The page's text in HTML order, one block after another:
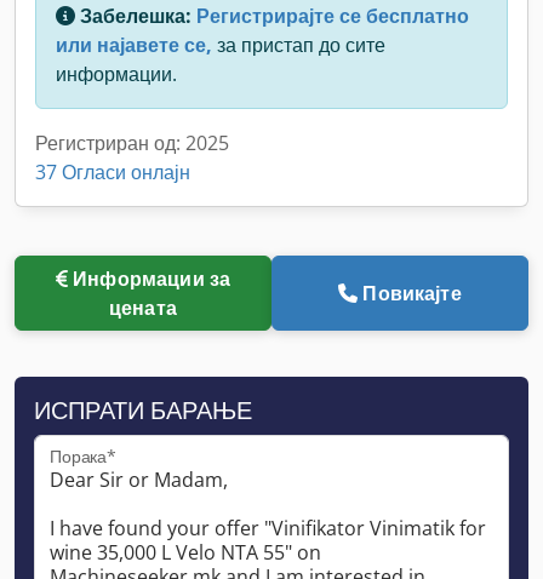
Забелешка: Регистрирајте се бесплатно
или најавете се, за пристап до сите
информации.
Регистриран од: 2025
37 Огласи онлајн
Информации за
цената
Повикајте
ИСПРАТИ БАРАЊЕ
Порака*